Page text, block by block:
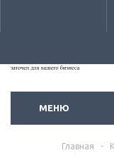
МЕНЮ
Главная -